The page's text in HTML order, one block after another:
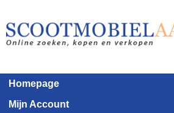
Homepage
Mijn Account